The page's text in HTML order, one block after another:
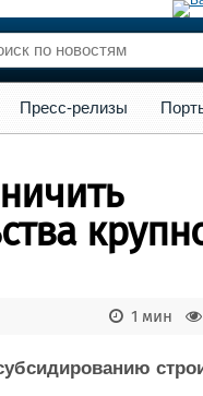
Флот
Форум
Все
Пресс-релизы
1 мин